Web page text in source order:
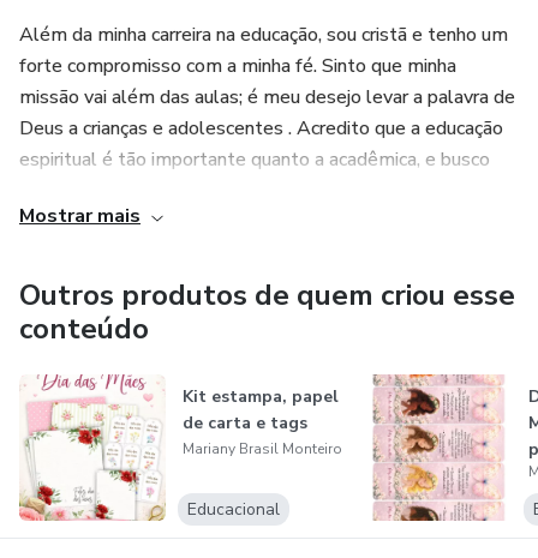
Além da minha carreira na educação, sou cristã e tenho um
forte compromisso com a minha fé. Sinto que minha
missão vai além das aulas; é meu desejo levar a palavra de
Deus a crianças e adolescentes . Acredito que a educação
espiritual é tão importante quanto a acadêmica, e busco
ensinamentos de Cristo em suas vidas.
Mostrar mais
Outros produtos de quem criou esse
conteúdo
Kit estampa, papel
de carta e tags
Mariany Brasil Monteiro
Educacional